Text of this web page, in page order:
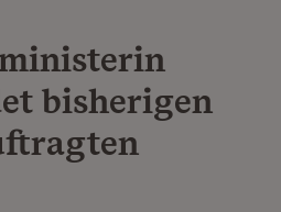
bisherigen